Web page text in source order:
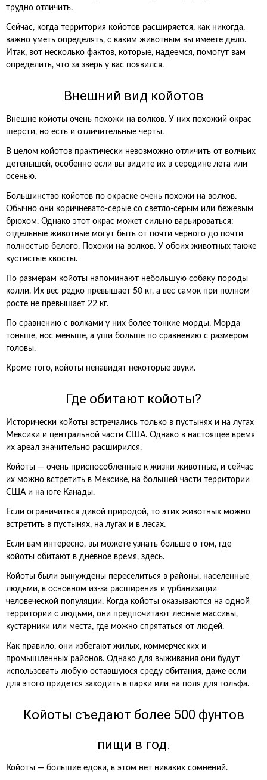
трудно отличить.
Сейчас, когда территория койотов расширяется, как никогда,
важно уметь определять, с каким животным вы имеете дело.
Итак, вот несколько фактов, которые, надеемся, помогут вам
определить, что за зверь у вас появился.
Внешний вид койотов
Внешне койоты очень похожи на волков. У них похожий окрас
шерсти, но есть и отличительные черты.
В целом койотов практически невозможно отличить от волчьих
детенышей, особенно если вы видите их в середине лета или
осенью.
Большинство койотов по окраске очень похожи на волков.
Обычно они коричневато-серые со светло-серым или бежевым
брюхом. Однако этот окрас может сильно варьироваться:
отдельные животные могут быть от почти черного до почти
полностью белого. Похожи на волков. У обоих животных также
кустистые хвосты.
По размерам койоты напоминают небольшую собаку породы
колли. Их вес редко превышает 50 кг, а вес самок при полном
росте не превышает 22 кг.
По сравнению с волками у них более тонкие морды. Морда
тоньше, нос меньше, а уши больше по сравнению с размером
головы.
Кроме того, койоты ненавидят некоторые звуки.
Где обитают койоты?
Исторически койоты встречались только в пустынях и на лугах
Мексики и центральной части США. Однако в настоящее время
их ареал значительно расширился.
Койоты — очень приспособленные к жизни животные, и сейчас
их можно встретить в Мексике, на большей части территории
США и на юге Канады.
Если ограничиться дикой природой, то этих животных можно
встретить в пустынях, на лугах и в лесах.
Если вам интересно, вы можете узнать больше о том, где
койоты обитают в дневное время, здесь.
Койоты были вынуждены переселиться в районы, населенные
людьми, в основном из-за расширения и урбанизации
человеческой популяции. Когда койоты оказываются на одной
территории с людьми, они предпочитают лесные массивы,
кустарники или места, где можно спрятаться от людей.
Как правило, они избегают жилых, коммерческих и
промышленных районов. Однако для выживания они будут
использовать любую оставшуюся среду обитания, даже если
для этого придется заходить в парки или на поля для гольфа.
Койоты съедают более 500 фунтов
пищи в год.
Койоты — большие едоки, в этом нет никаких сомнений.